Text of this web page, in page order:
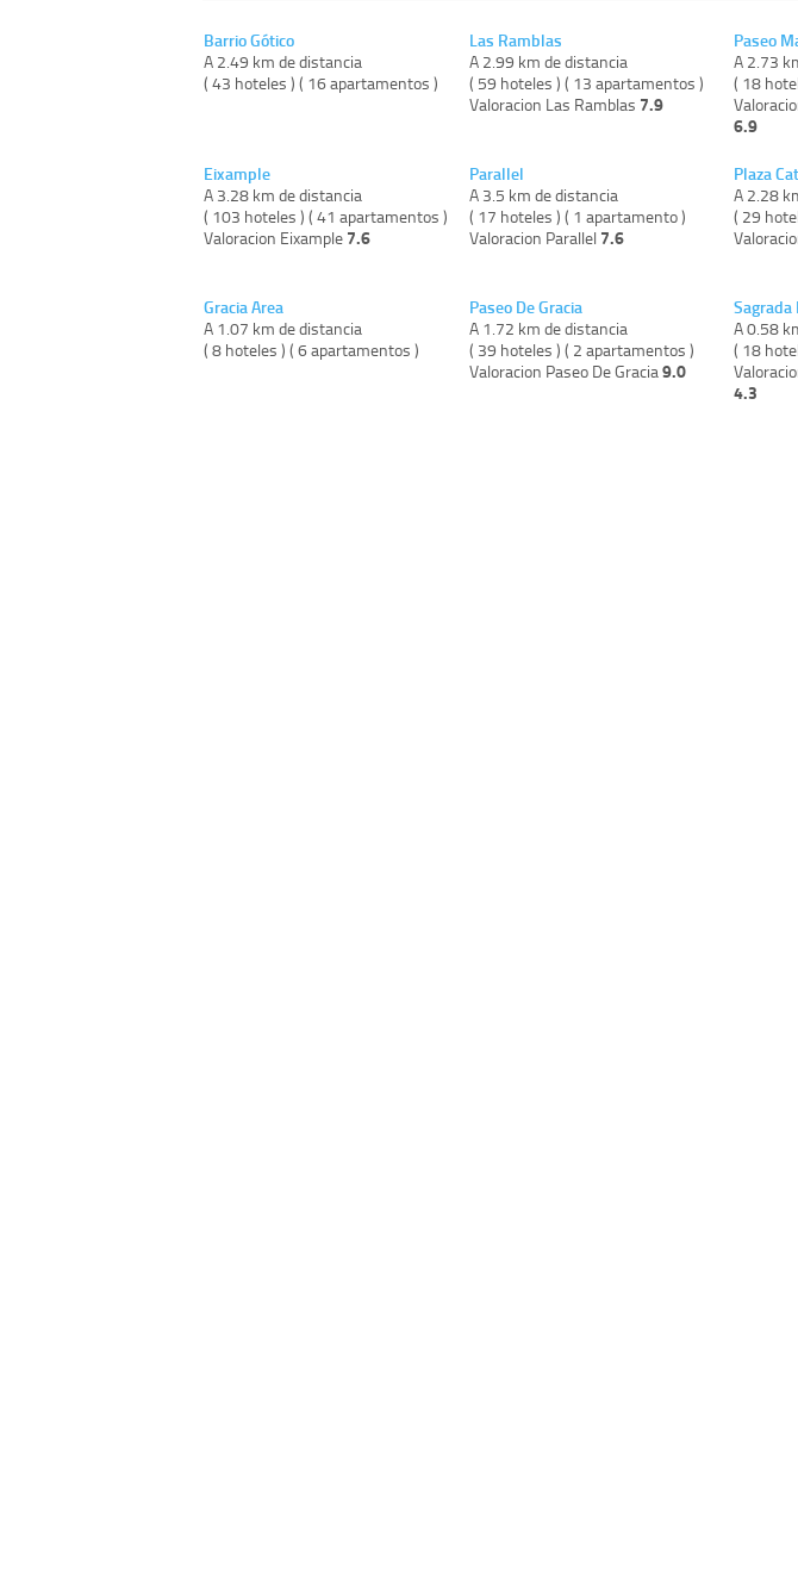
Barrio Gótico
A 2.49 km de distancia
( 43 hoteles ) ( 16 apartamentos )
Eixample
A 3.28 km de distancia
( 103 hoteles ) ( 41 apartamentos )
Valoracion Eixample 7.6
Gracia Area
A 1.07 km de distancia
( 8 hoteles ) ( 6 apartamentos )
Las Ramblas
A 2.99 km de distancia
( 59 hoteles ) ( 13 apartamentos )
Valoracion Las Ramblas 7.9
Parallel
A 3.5 km de distancia
( 17 hoteles ) ( 1 apartamento )
Valoracion Parallel 7.6
Paseo De Gracia
A 1.72 km de distancia
( 39 hoteles ) ( 2 apartamentos )
Valoracion Paseo De Gracia9.0
Paseo
A 2.73
( 18
6.9
Plaza
A 2.28
( 29
Sagrada
A 0.58
( 18
4.3